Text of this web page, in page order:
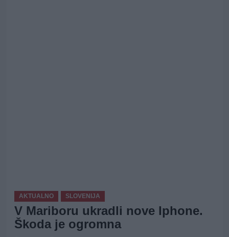
AKTUALNO SLOVENIJA
V Mariboru ukradli nove Iphone.
Škoda je ogromna